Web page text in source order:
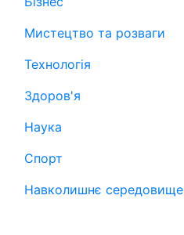
Мистецтво та розваги
Технологія
Здоров'я
Наука
Спорт
Навколишнє середовище